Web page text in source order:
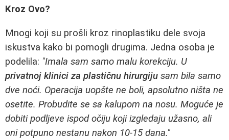
Kroz Ovo?
Mnogi koji su prošli kroz rinoplastiku dele svoja
iskustva kako bi pomogli drugima. Jedna osoba je
podelila: "Imala sam samo malu korekciju. U
privatnoj klinici za plastičnu hirurgiju sam bila samo
dve noći. Operacija uopšte ne boli, apsolutno ništa ne
osetite. Probudite se sa kalupom na nosu. Moguće je
dobiti podljeve ispod očiju koji izgledaju užasno, ali
oni potpuno nestanu nakon 10-15 dana."